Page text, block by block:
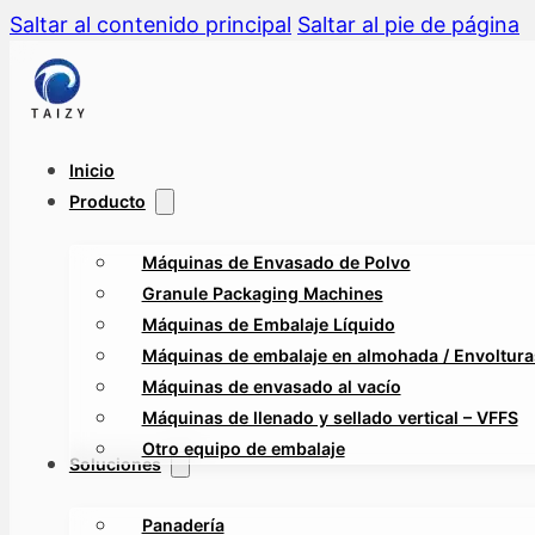
Saltar al contenido principal Saltar al pie de página
Inicio
Producto
Máquinas de Envasado de Polvo
Granule Packaging Machines
Máquinas de Embalaje Líquido
Máquinas de embalaje en almohada /
Máquinas de envasado al vacío
Máquinas de llenado y sellado vertical – VFFS
Otro equipo de embalaje
Soluciones
Panadería